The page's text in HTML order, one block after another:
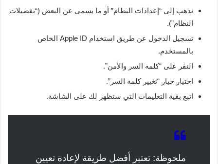
نذهب إلى “إعدادات النظام” أو ما يسمى عن البعض (“تفضيلات
النظام”).
تسجيل الدخول عن طريق استخدام Apple ID الخاص
بالمستخدم.
النقر على “كلمة السر والأمن”.
اختيار خيار “تغيير كلمة السر”.
اتبع بقية التعليمات التي ستظهر لك على الشاشة.
ملحوظة: تعتبر أفضل طريقة لإعادة تعيين